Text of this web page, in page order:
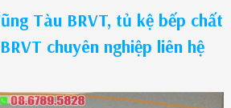
Tàu BRVT, tủ kệ bếp chất
chuyên nghiệp liên hệ